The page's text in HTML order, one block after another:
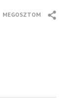
MEGOSZTOM